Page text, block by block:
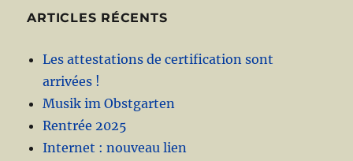
ARTICLES RÉCENTS
Les attestations de certification sont
arrivées !
Musik im Obstgarten
Rentrée 2025
Internet : nouveau lien